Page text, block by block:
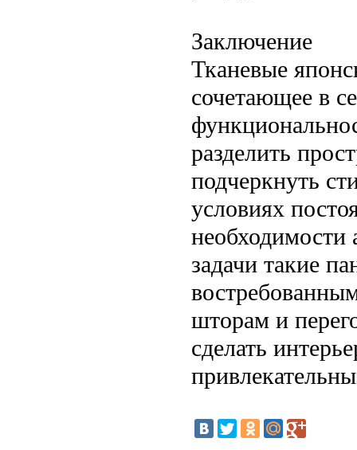
Заключение
Тканевые
сочетающее в
разделить
подчеркнуть
условиях
необходимости
задачи такие
шторам и
сделать